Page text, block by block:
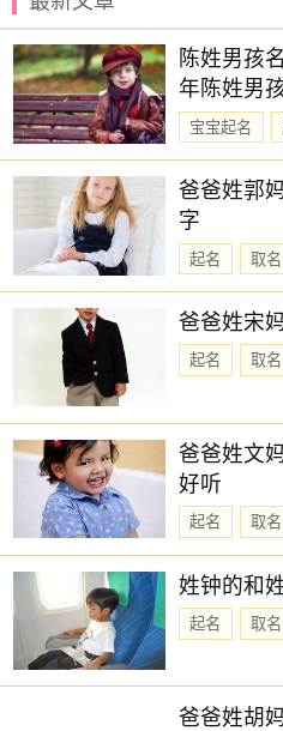
【翊德】 【锦誉】 【居易
【柏羲】 【深华】 【墨林
【晗尹】 【嘉谦】 【霖铭
【知遥】 【源皓】 【棋轩
【学易】 【尹黎】 【羽熙
【胜锦】 【熙嘉】 【予初
【亦洋】 【允廷】 【翊佐
【锦腾】 【承煜】 【浩予
【文舟】 【乐川】 【东璟
【灵杰】 【云浩】 【远之
赐子好名，能伴子一生。
择下方的【宝宝起名】 ，为孩
陈姓男孩
年陈姓男
宝宝起名
新生儿取名
爸爸姓郭
字
起名 取名
爸爸姓宋
起名 取名
爸爸姓文
好听
起名 取名
姓钟的和
起名 取名
爸爸姓胡